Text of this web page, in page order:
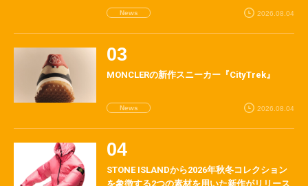
News 2026.08.04
MONCLERの新作スニーカー『CityTrek』
News 2026.08.04
STONE ISLANDから2026年秋冬コレクション
を象徴する2つの素材を用いた新作がリリース